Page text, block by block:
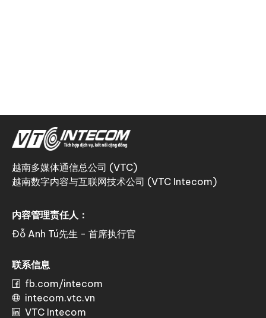
越南多媒体通信总公司 (VTC)
越南数字内容与互联网技术公司 (VTC Intecom)
内容管理责任人：
Đỗ Anh Tú先生 - 首席执行官
联系信息
fb.com/intecom
intecom.vtc.vn
VTC Intecom